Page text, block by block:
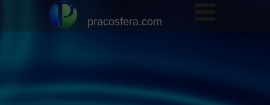
pracosfera.com